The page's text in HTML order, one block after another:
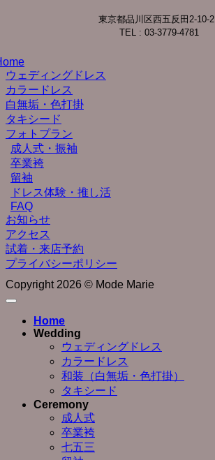
東京都品川区西五反田2-10-2
TEL : 03-3779-4781
ウェディングドレス
カラードレス
白無垢・色打掛
タキシード
フォトプラン
成人式・振袖
卒業袴
留袖
ドレス体験・推し活
FAQ
お知らせ
アクセス
試着・来店予約
プライバシーポリシー
Copyright 2026 © Mode Marie
Home
Wedding
ウェディングドレス
カラードレス
和装（白無垢・色打掛）
タキシード
Ceremony
成人式
卒業袴
七五三